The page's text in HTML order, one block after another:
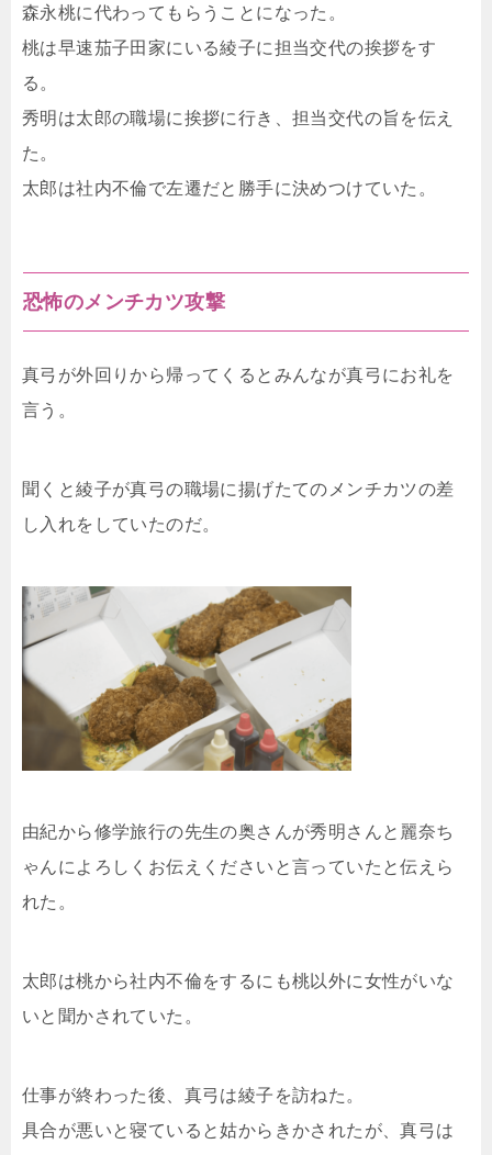
森永桃に代わってもらうことになった。
桃は早速茄子田家にいる綾子に担当交代の挨拶をす
る。
秀明は太郎の職場に挨拶に行き、担当交代の旨を伝え
た。
太郎は社内不倫で左遷だと勝手に決めつけていた。
恐怖のメンチカツ攻撃
真弓が外回りから帰ってくるとみんなが真弓にお礼を
言う。
聞くと綾子が真弓の職場に揚げたてのメンチカツの差
し入れをしていたのだ。
由紀から修学旅行の先生の奥さんが秀明さんと麗奈ち
ゃんによろしくお伝えくださいと言っていたと伝えら
れた。
太郎は桃から社内不倫をするにも桃以外に女性がいな
いと聞かされていた。
仕事が終わった後、真弓は綾子を訪ねた。
具合が悪いと寝ていると姑からきかされたが、真弓は